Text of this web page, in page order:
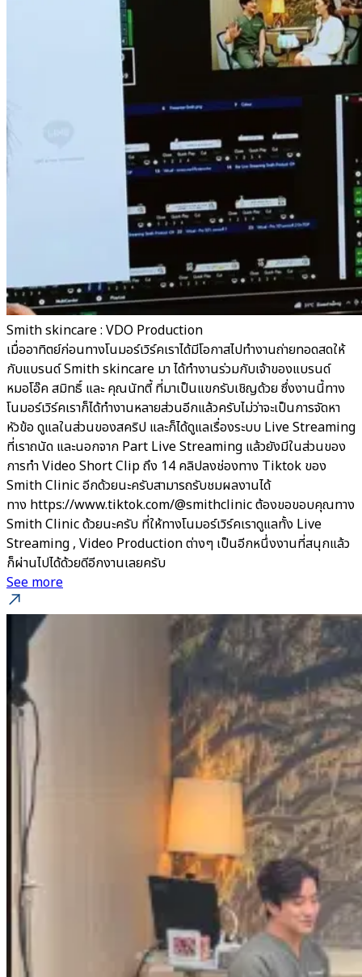
Smith skincare : VDO Production
เมื่ออาทิตย์ก่อนทางโนมอร์เวิร์คเราได้มีโอกาสไปทำงานถ่ายทอดสดให้
กับแบรนด์ Smith skincare มา ได้ทำงานร่วมกับเจ้าของแบรนด์
หมอโอ๊ค สมิทธิ์ และ คุณนัทตี้ ที่มาเป็นแขกรับเชิญด้วย ซึ่งงานนี้ทาง
โนมอร์เวิร์คเราก็ได้ทำงานหลายส่วนอีกแล้วครับไม่ว่าจะเป็นการจัดหา
หัวข้อ ดูแลในส่วนของสคริป และก็ได้ดูแลเรื่องระบบ Live Streaming
ที่เราถนัด และนอกจาก Part Live Streaming แล้วยังมีในส่วนของ
การทำ Video Short Clip ถึง 14 คลิปลงช่องทาง Tiktok ของ
Smith Clinic อีกด้วยนะครับสามารถรับชมผลงานได้
ทาง https://www.tiktok.com/@smithclinic ต้องขอขอบคุณทาง
Smith Clinic ด้วยนะครับ ที่ให้ทางโนมอร์เวิร์คเราดูแลทั้ง Live
Streaming , Video Production ต่างๆ เป็นอีกหนึ่งงานที่สนุกแล้ว
ก็ผ่านไปได้ด้วยดีอีกงานเลยครับ
See more